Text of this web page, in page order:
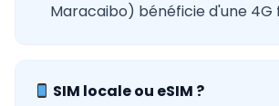
Maracaibo) bénéficie d'une 4G
SIM locale ou eSIM ?